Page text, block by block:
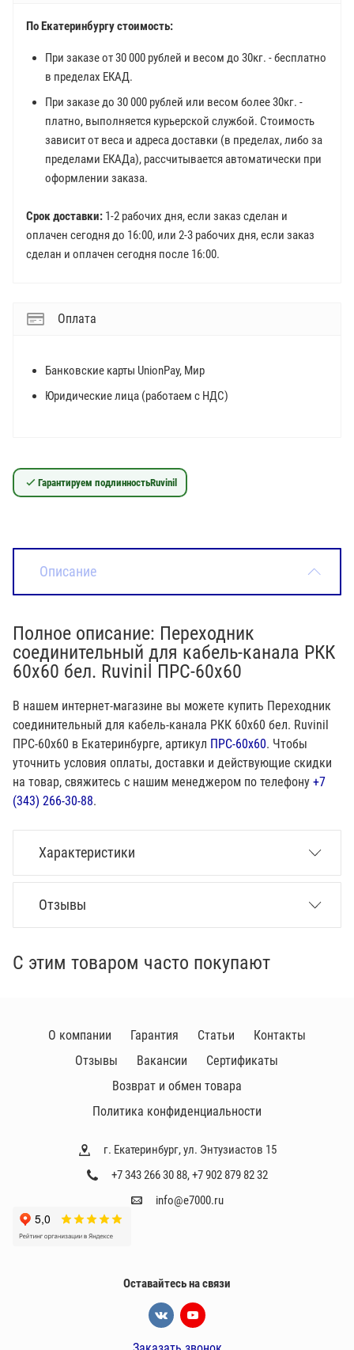
По Екатеринбургу стоимость:
При заказе от 30 000 рублей и весом до 30кг. - бесплатно
в пределах ЕКАД.
При заказе до 30 000 рублей или весом более 30кг. -
платно, выполняется курьерской службой. Стоимость
зависит от веса и адреса доставки (в пределах, либо за
пределами ЕКАДа), рассчитывается автоматически при
оформлении заказа.
Срок доставки: 1-2 рабочих дня, если заказ сделан и
оплачен сегодня до 16:00, или 2-3 рабочих дня, если заказ
сделан и оплачен сегодня после 16:00.
Оплата
Банковские карты UnionPay, Мир
Юридические лица (работаем с НДС)
Гарантируем подлинностьRuvinil
Описание
Полное описание: Переходник
соединительный для кабель-канала РКК
60х60 бел. Ruvinil ПРС-60х60
В нашем интернет-магазине вы можете купить Переходник
соединительный для кабель-канала РКК 60х60 бел. Ruvinil
ПРС-60х60 в Екатеринбурге, артикул ПРС-60х60. Чтобы
уточнить условия оплаты, доставки и действующие скидки
на товар, свяжитесь с нашим менеджером по телефону +7
(343) 266-30-88.
Характеристики
Отзывы
С этим товаром часто покупают
г. Екатеринбург, ул. Энтузиастов 15
+7 343 266 30 88,+7 902 879 82 32
info@e7000.ru
О компании Гарантия Статьи
Контакты
Отзывы
Вакансии
Сертификаты
Возврат и обмен товара
Политика конфиденциальности
Оставайтесь на связи